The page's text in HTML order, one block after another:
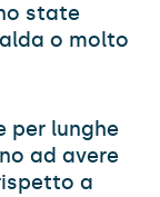
state
o molto
per lunghe
ad avere
a